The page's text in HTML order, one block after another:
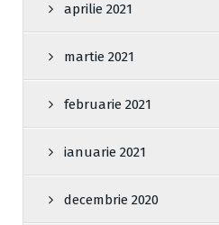
aprilie 2021
martie 2021
februarie 2021
ianuarie 2021
decembrie 2020